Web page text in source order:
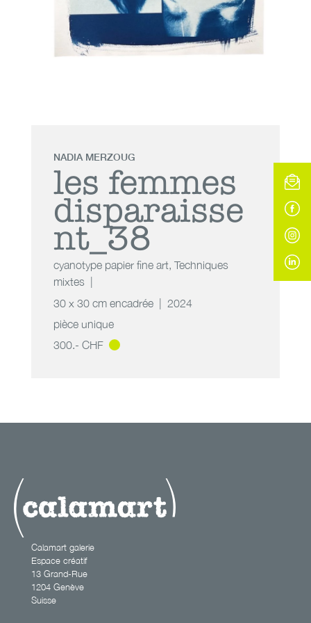
NADIA MERZOUG
les femmes
disparaisse
nt_38
cyanotype papier fine art, Techniques
mixtes
30 x 30 cm encadrée
2024
pièce unique
300.- CHF
les femmes
Calamart galerie
Espace créatif
13 Grand-Rue
1204 Genève
Suisse